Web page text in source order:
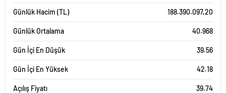
Günlük Hacim (TL) 188.390.097,20
Günlük Ortalama 40.968
Gün İçi En Düşük 39.56
Gün İçi En Yüksek 42.18
Açılış Fiyatı 39.74